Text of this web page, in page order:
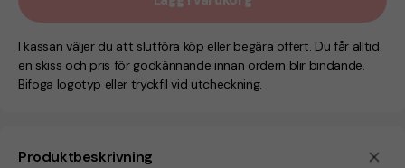
Produktbeskrivning
I kassan väljer du att slutföra köp eller begära offert. Du får alltid
en skiss och pris för godkännande innan ordern blir bindande.
Bifoga logotyp eller tryckfil vid utcheckning.